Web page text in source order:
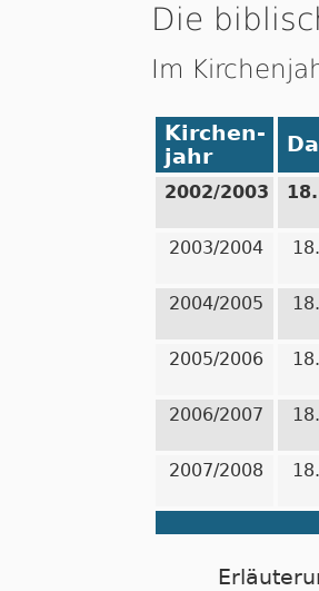
Die
Im
Kirchen-
jahr
2002/2003
2003/2004
2004/2005
2005/2006
2006/2007
2007/2008